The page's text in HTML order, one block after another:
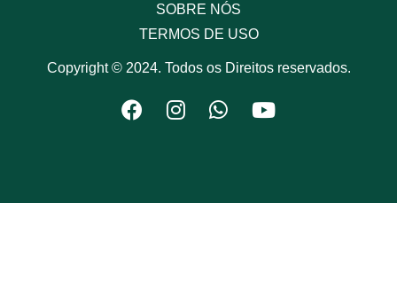
SOBRE NÓS
TERMOS DE USO
Copyright © 2024. Todos os Direitos reservados.